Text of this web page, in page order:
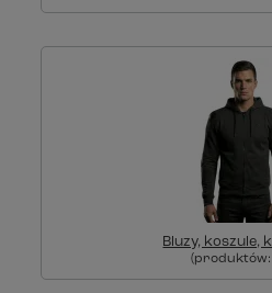
Bluzy, koszule,
(produktów: